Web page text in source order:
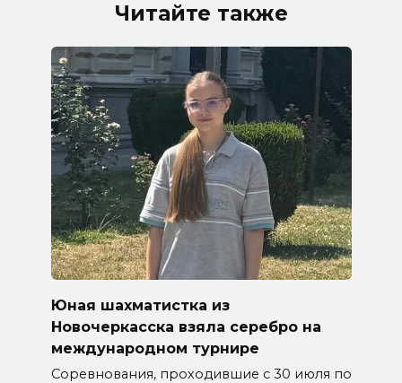
Читайте также
Юная шахматистка из
Новочеркасска взяла серебро на
международном турнире
Соревнования, проходившие с 30 июля по